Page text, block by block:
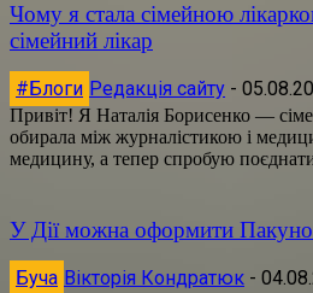
Чому я стала сімейною
сімейний лікар
#Блоги Редакція сайту -
Привіт! Я Наталія Борисенко —
обирала між журналістикою і
медицину, а тепер спробую
У Дії можна оформити
Буча Вікторія Кондратюк -